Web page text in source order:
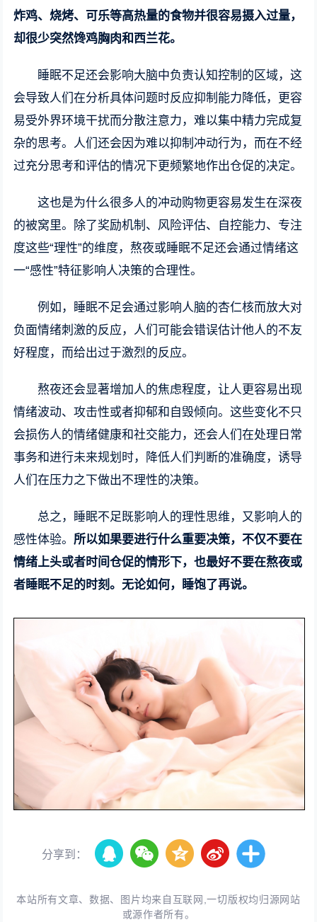
炸鸡、烧烤、可乐等高热量的食物并很容易摄入过量，
却很少突然馋鸡胸肉和西兰花。
睡眠不足还会影响大脑中负责认知控制的区域，这
会导致人们在分析具体问题时反应抑制能力降低，更容
易受外界环境干扰而分散注意力，难以集中精力完成复
杂的思考。人们还会因为难以抑制冲动行为，而在不经
过充分思考和评估的情况下更频繁地作出仓促的决定。
这也是为什么很多人的冲动购物更容易发生在深夜
的被窝里。除了奖励机制、风险评估、自控能力、专注
度这些“理性”的维度，熬夜或睡眠不足还会通过情绪这
一“感性”特征影响人决策的合理性。
例如，睡眠不足会通过影响人脑的杏仁核而放大对
负面情绪刺激的反应，人们可能会错误估计他人的不友
好程度，而给出过于激烈的反应。
熬夜还会显著增加人的焦虑程度，让人更容易出现
情绪波动、攻击性或者抑郁和自毁倾向。这些变化不只
会损伤人的情绪健康和社交能力，还会人们在处理日常
事务和进行未来规划时，降低人们判断的准确度，诱导
人们在压力之下做出不理性的决策。
总之，睡眠不足既影响人的理性思维，又影响人的
感性体验。所以如果要进行什么重要决策，不仅不要在
情绪上头或者时间仓促的情形下，也最好不要在熬夜或
者睡眠不足的时刻。无论如何，睡饱了再说。
分享到：
本站所有文章、数据、图片均来自互联网,一切版权均归源网站
或源作者所有。